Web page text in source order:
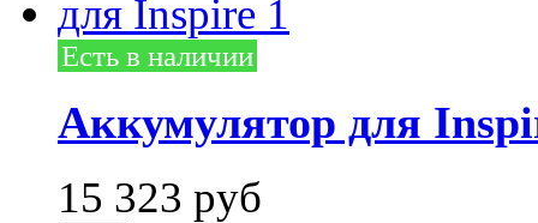
Есть в наличии
Аккумулятор для
15 323 руб